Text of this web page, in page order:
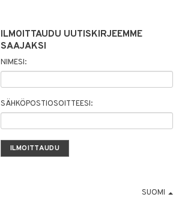
ILMOITTAUDU UUTISKIRJEEMME
SAAJAKSI
NIMESI:
SÄHKÖPOSTIOSOITTEESI:
SUOMI